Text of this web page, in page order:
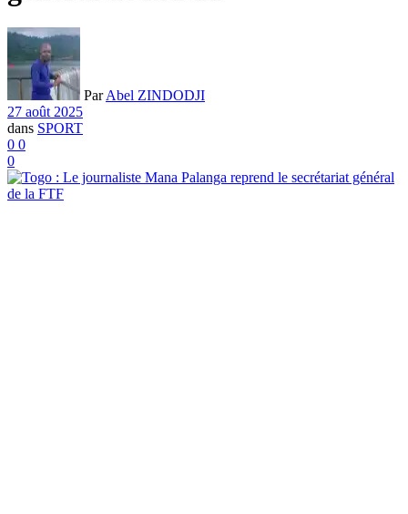
Par Abel ZINDODJI
27 août 2025
dans SPORT
0 0
0